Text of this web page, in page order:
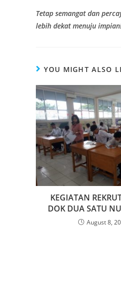
Tetap semangat dan
lebih dekat menuju
YOU MIGHT ALSO
KEGIATAN
DOK DUA SATU
August 8,